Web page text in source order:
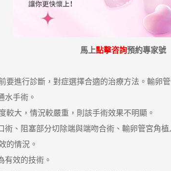
馬上點擊咨詢預約專家號
進行診斷，對症選擇合適的治療方法。輸卵管
手術。
大，情況較嚴重，則該手術效果不明顯。
、阻塞部分切除端與端吻合術、輸卵管宮角植
的情況。
效的技術。